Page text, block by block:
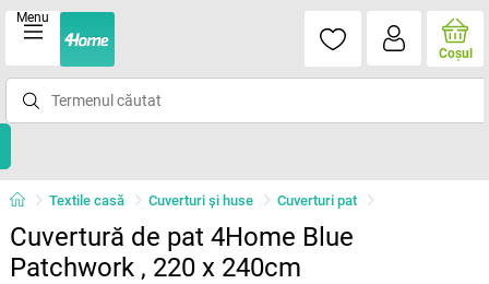
Menu
Coşul
Textile casă Cuverturi și huse Cuverturi pat
Cuvertură de pat 4Home Blue
Patchwork , 220 x 240cm